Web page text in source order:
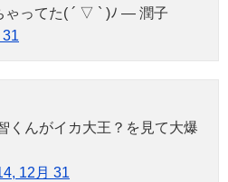
ゃってた( ´ ▽ ` )ﾉ — 潤子
くんがイカ大王？を見て大爆
12月 31